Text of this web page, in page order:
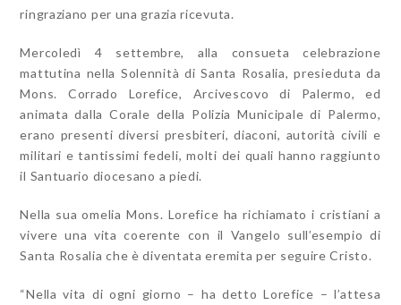
ringraziano per una grazia ricevuta.
Mercoledì 4 settembre, alla consueta celebrazione
mattutina nella Solennità di Santa Rosalia, presieduta da
Mons. Corrado Lorefice, Arcivescovo di Palermo, ed
animata dalla Corale della Polizia Municipale di Palermo,
erano presenti diversi presbiteri, diaconi, autorità civili e
militari e tantissimi fedeli, molti dei quali hanno raggiunto
il Santuario diocesano a piedi.
Nella sua omelia Mons. Lorefice ha richiamato i cristiani a
vivere una vita coerente con il Vangelo sull’esempio di
Santa Rosalia che è diventata eremita per seguire Cristo.
“Nella vita di ogni giorno – ha detto Lorefice – l’attesa